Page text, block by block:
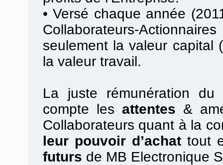
• Versé chaque année
Collaborateurs-
seulement la valeur capital
la valeur travail.
La juste rémunération du
compte les attentes &
Collaborateurs quant à la
leur pouvoir d’achattout
futurs de MB Electronique